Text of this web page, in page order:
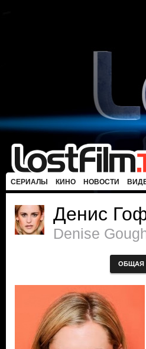
СЕРИАЛЫ КИНО НОВОСТИ
Денис
Denise
ОБЩАЯ